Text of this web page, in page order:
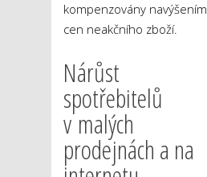
kompenzovány navýšením
cen neakčního zboží.
Nárůst
spotřebitelů
v malých
prodejnách a na